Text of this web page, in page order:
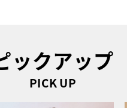
ックアップ
PICK UP